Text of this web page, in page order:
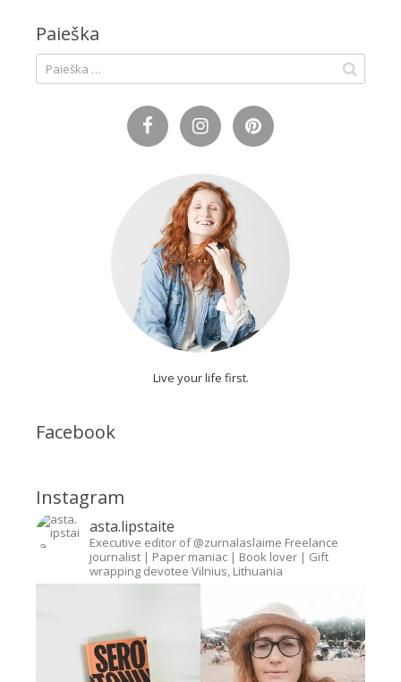
Paieška
Ieškoti:
Live your life first.
Facebook
Instagram
asta.lipstaite
Executive editor of @zurnalaslaime Freelance
journalist | Paper maniac | Book lover | Gift
wrapping devotee Vilnius, Lithuania